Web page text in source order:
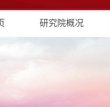
研究院概况